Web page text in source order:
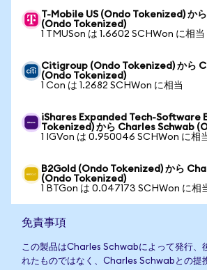
T-Mobile US (Ondo Tokenized) か
(Ondo Tokenized)
1 TMUSon は 1.6602 SCHWon に相当
Citigroup (Ondo Tokenized) から
(Ondo Tokenized)
1 Con は 1.2682 SCHWon に相当
iShares Expanded Tech-Software
Tokenized) から Charles Schwab
1 IGVon は 0.950046 SCHWon に相
B2Gold (Ondo Tokenized) から
(Ondo Tokenized)
1 BTGon は 0.047173 SCHWon に相
免責事項
この製品はCharles Schwabによって発行、
れたものではなく、Charles Schwabとの提